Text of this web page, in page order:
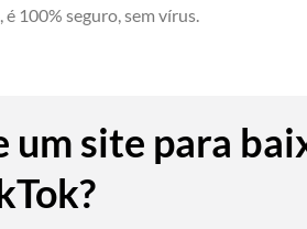
100% seguro, sem vírus.
um site para